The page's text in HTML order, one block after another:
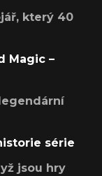
který 40
Magic –
série
jsou hry